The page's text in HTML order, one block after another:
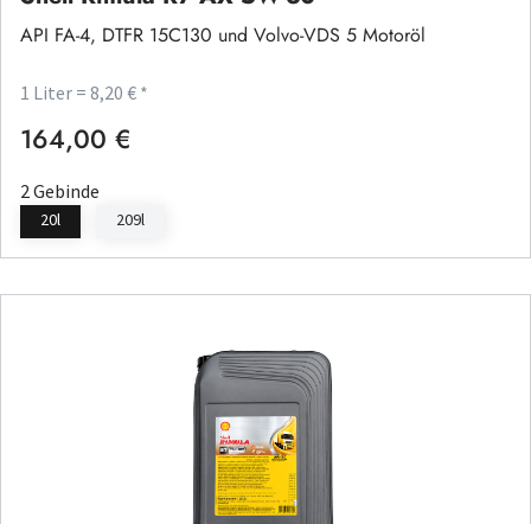
API FA-4, DTFR 15C130 und Volvo-VDS 5 Motoröl
1 Liter = 8,20 € *
Regulärer Preis:
164,00 €
2 Gebinde
20l 209l